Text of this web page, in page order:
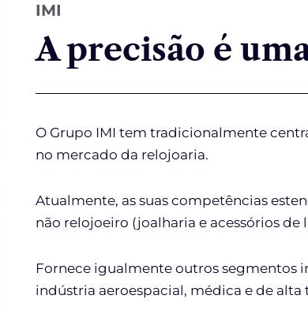
IMI
A precisão é
O Grupo IMI tem tradicionalmente
no mercado da relojoaria.
Atualmente, as suas competências
não relojoeiro (joalharia e acessórios de
Fornece igualmente outros segmentos
indústria aeroespacial, médica e de alta